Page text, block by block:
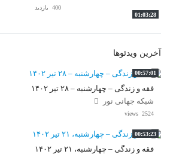
01:03:28
400 بازدید
آخرین ویدئوها
00:57:01
فقه و زندگی – چهارشنبه – ۲۸ تیر ۱۴۰۲
شبکه جهانی نور
2524 views
00:53:23
فقه و زندگی – چهارشنبه، ۲۱ تیر ۱۴۰۲